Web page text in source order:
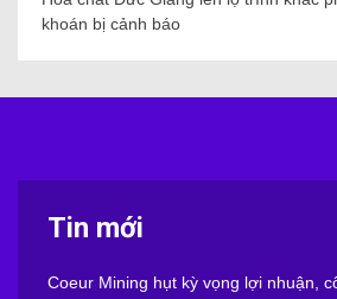
khoán bị cảnh báo
Tin mới
Coeur Mining hụt kỳ vọng lợi nhuận,